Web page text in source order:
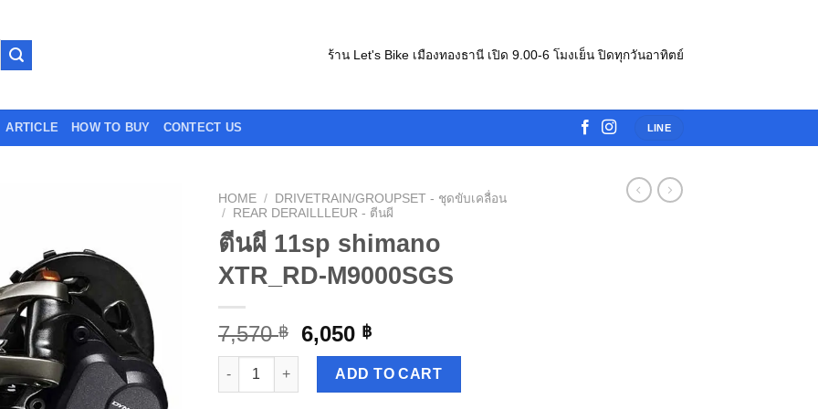
ร้าน Let's Bike เมืองทองธานี เปิด 9.00-6 โมงเย็น ปิดทุกวันอาทิตย์
ARTICLE HOW TO BUY CONTECT US LINE
HOME /
DRIVETRAIN/GROUPSET - ชุดขับเคลื่อน
/
REAR DERAILLLEUR - ตีนผี
ตีนผี 11sp shimano
XTR_RD-M9000SGS
7,570฿ 6,050 ฿
ตีนผี 11sp shimano XTR_RD-M9000SGS quantity
ADD TO CART